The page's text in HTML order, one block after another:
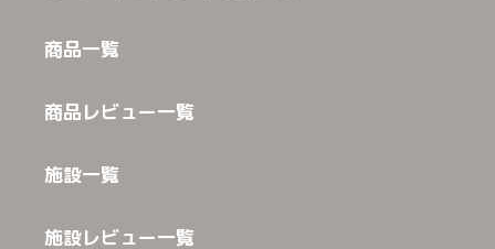
商品一覧
商品レビュー一覧
施設一覧
施設レビュー一覧